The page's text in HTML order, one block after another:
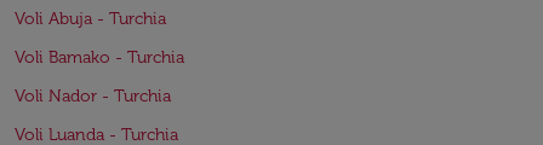
Voli Abuja - Turchia
Voli Bamako - Turchia
Voli Nador - Turchia
Voli Luanda - Turchia